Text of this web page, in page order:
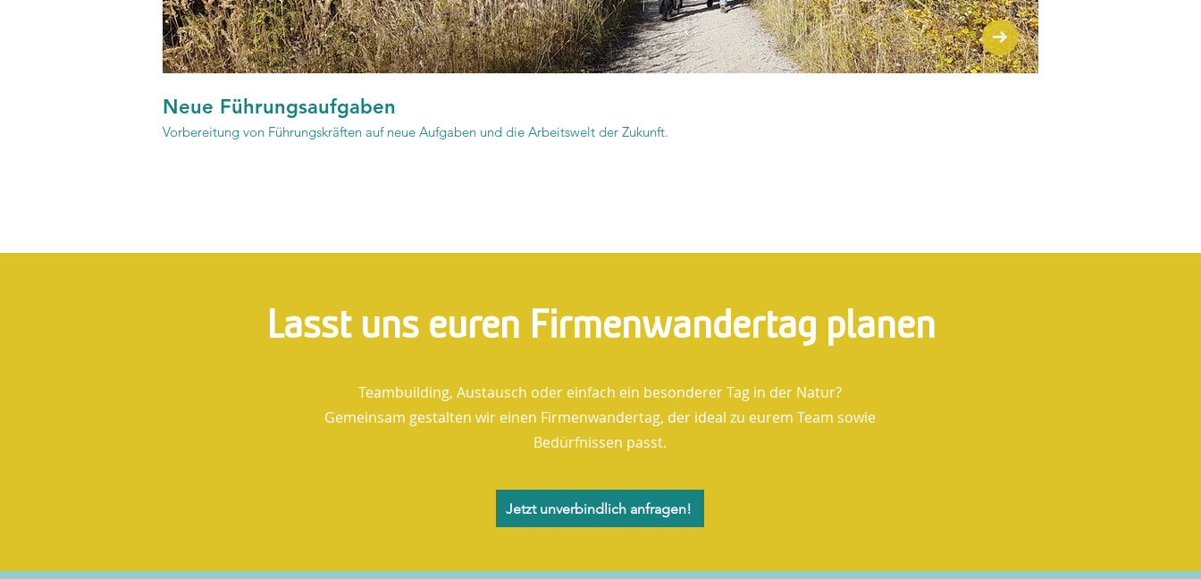
Neue Führungsaufgaben
Vorbereitung von Führungskräften auf neue Aufgaben und die Arbeitswelt der Zukunft.
Lasst uns euren Firmenwandertag planen
Teambuilding, Austausch oder einfach ein besonderer Tag in der Natur?
Gemeinsam gestalten wir einen Firmenwandertag, der ideal zu eurem Team sowie
Bedürfnissen passt.
Jetzt unverbindlich anfragen!